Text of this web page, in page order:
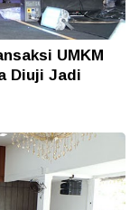
UMKM
Diuji Jadi